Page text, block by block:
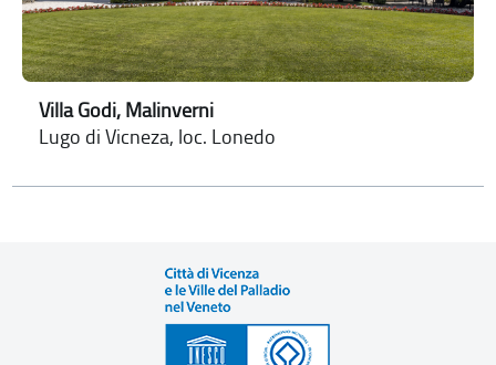
Villa Godi, Malinverni
Lugo di Vicneza, loc. Lonedo